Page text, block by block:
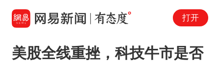
打开
美股全线重挫，科技牛市是否